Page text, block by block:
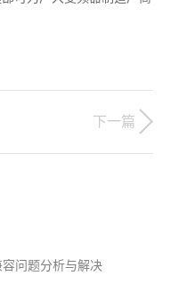
下一篇
问题分析与解决